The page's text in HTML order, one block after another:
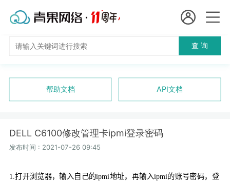
国
短效代理
隧道代理
进入控制台
退出
查 询
帮助文档 API文档
DELL C6100修改管理卡ipmi登录密码
发布时间 : 2021-07-26 09:45
1. 打开浏览器，输入自己的ipmi地址，再输入ipmi的账号密码，登